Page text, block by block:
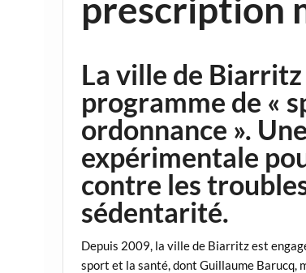
prescription
La ville de Biarritz
programme de «
ordonnance ».
expérimentale
contre les
sédentarité.
Depuis 2009, la ville de Biarritz est
sport et la santé, dont Guillaume Barucq,